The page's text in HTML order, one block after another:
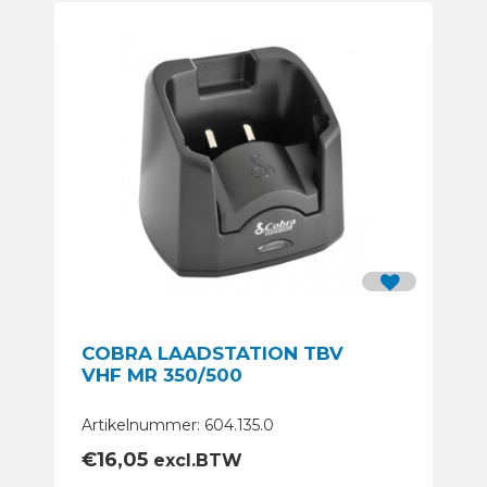
COBRA LAADSTATION TBV
VHF MR 350/500
Artikelnummer: 604.135.0
€16,05 excl.BTW